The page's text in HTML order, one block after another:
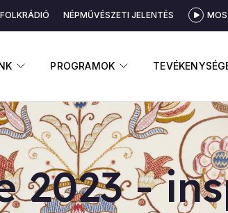
ALMENÜ MEGNYITÁSA
PROGRAMOK ALMENÜ
FOLKRÁDIÓ NÉPMŰVÉSZETI JELENTÉS
2023 -